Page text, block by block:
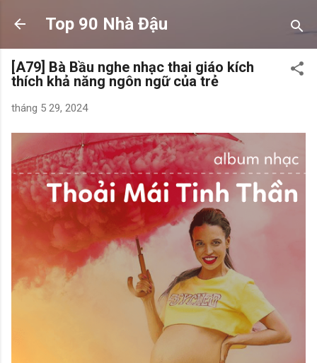
Chuyển đến nội dung chính
Top 90 Nhà Đậu
[A79] Bà Bầu nghe nhạc thai giáo kích
thích khả năng ngôn ngữ của trẻ
tháng 5 29, 2024